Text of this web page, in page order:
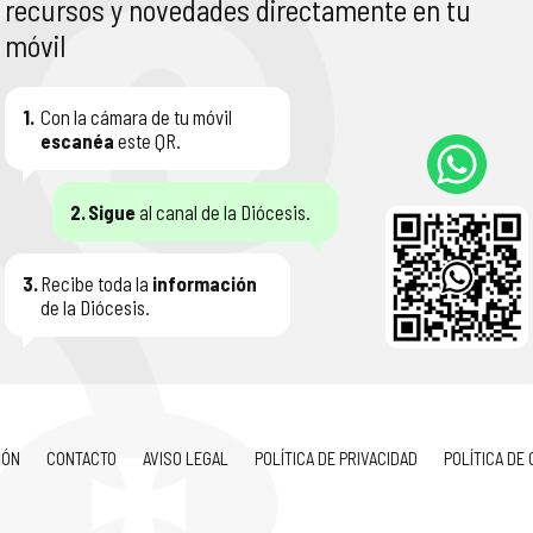
recursos y novedades directamente en tu
móvil
1. Con la cámara de tu móvil
escanéa este QR.
2.Sigue al canal de la Diócesis.
3.Recibe toda la información
de la Diócesis.
CONTACTO AVISO LEGAL POLÍTICA DE PRIVACIDAD POLÍTICA DE